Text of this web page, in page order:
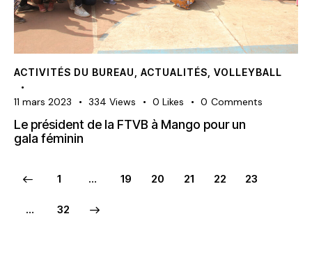
ACTIVITÉS DU BUREAU ACTUALITÉS VOLLEYBALL
11 mars 2023 334 Views 0 Likes 0 Comments
Le président de la FTVB à Mango pour un
gala féminin
1 … 19 20 21 22 23
… 32
>